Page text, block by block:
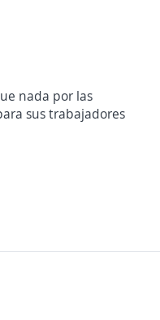
nada por las
sus trabajadores